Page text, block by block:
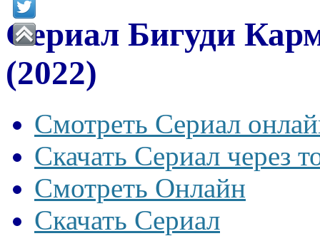
Сериал Бигуди
(2022)
Смотреть Сериал
Скачать Сериал через
Смотреть Онлайн
Скачать Сериал